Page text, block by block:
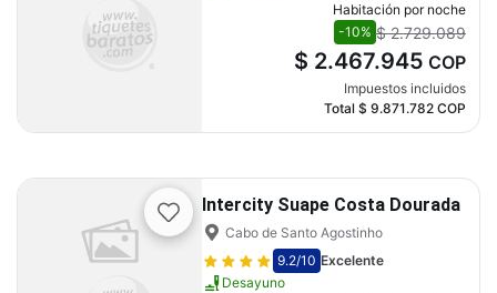
Habitación por noche
-10% $ 2.729.089
$ 2.467.945 COP
Impuestos incluidos
Total $ 9.871.782 COP
Intercity Suape Costa Dourada
Cabo de Santo Agostinho
9.2/10 Excelente
Desayuno